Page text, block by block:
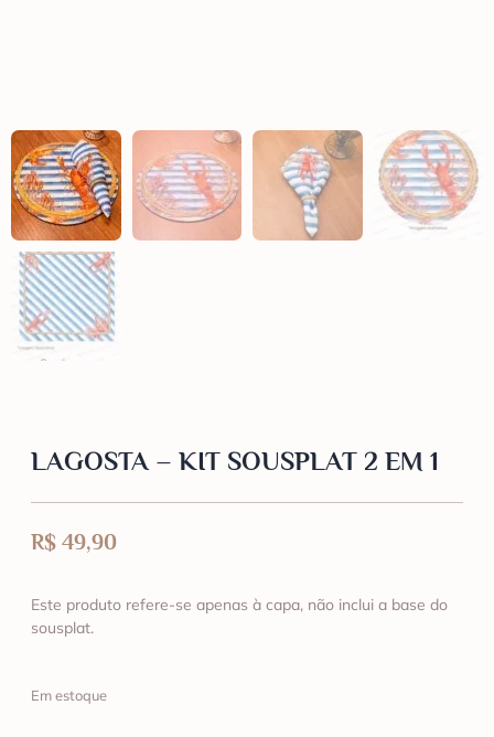
LAGOSTA – KIT SOUSPLAT 2 EM 1
R$ 49,90
Este produto refere-se apenas à capa, não inclui a base do
sousplat.
Em estoque